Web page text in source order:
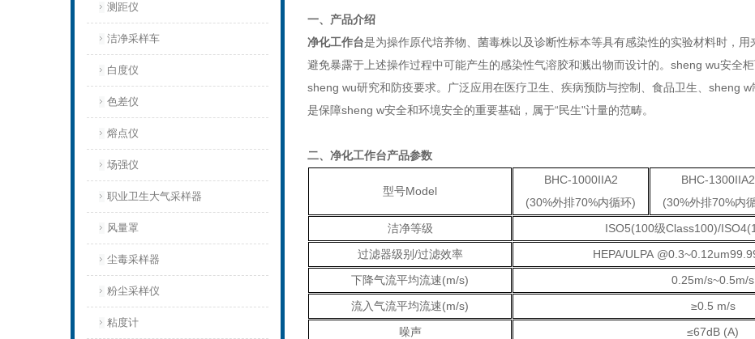
测距仪
洁净采样车
白度仪
色差仪
熔点仪
场强仪
职业卫生大气采样器
风量罩
尘毒采样器
粉尘采样仪
粘度计
一、产品介绍
净化工作台是为操作原代培养物、菌毒株以及诊断性标本等具有感染性的实验材料时，
避免暴露于上述操作过程中可能产生的感染性气溶胶和溅出物而设计的。sheng wu安全
sheng wu研究和防疫要求。广泛应用在医疗卫生、疾病预防与控制、食品卫生、sheng
是保障sheng w安全和环境安全的重要基础，属于“民生"计量的范畴。
二、 净化工作台产品参数
型号Model
BHC-1000IIA2
(30%外排70%内循环)
BHC-1300IIA2
(30%外排70%内
洁净等级
ISO5(100级Class100)/
过滤器级别/过滤效率
HEPA/ULPA
下降气流平均流速(m/s)
0.25m/s~0.5m/s
流入气流平均流速(m/s)
≥0.5 m/s
噪声
≤67dB (A)